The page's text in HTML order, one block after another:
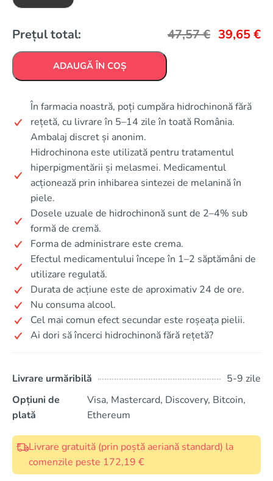
Prețul total: 47,57€ 39,65€
ADAUGĂ ÎN COȘ
În farmacia noastră, poți cumpăra hidrochinonă fără
rețetă, cu livrare în 5–14 zile în toată România.
Ambalaj discret și anonim.
Hidrochinona este utilizată pentru tratamentul
hiperpigmentării și melasmei. Medicamentul
acționează prin inhibarea sintezei de melanină în
piele.
Dosele uzuale de hidrochinonă sunt de 2–4% sub
formă de cremă.
Forma de administrare este crema.
Efectul medicamentului începe în 1–2 săptămâni de
utilizare regulată.
Durata de acțiune este de aproximativ 24 de ore.
Nu consuma alcool.
Cel mai comun efect secundar este roșeața pielii.
Ai dori să încerci hidrochinonă fără rețetă?
Livrare urmăribilă
5-9 zile
Opțiuni de
plată
Visa, Mastercard, Discovery, Bitcoin,
Ethereum
Livrare gratuită (prin poștă aeriană standard) la
comenzile peste 172,19 €